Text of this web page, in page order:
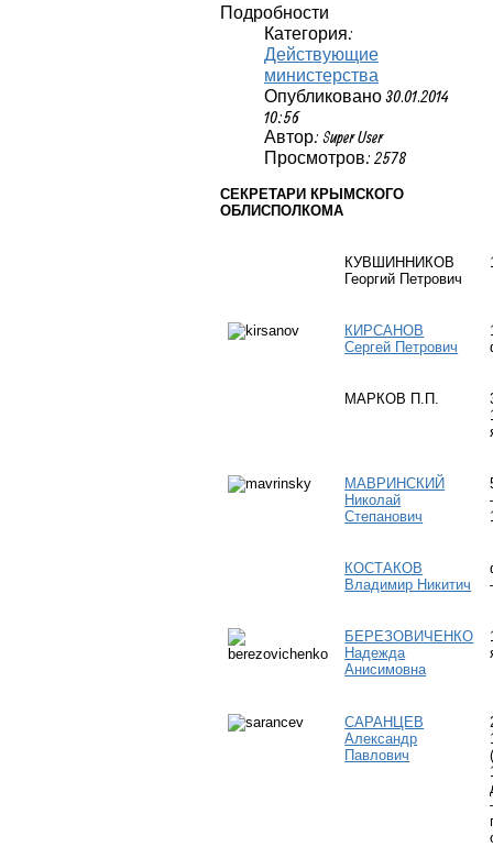
Подробности
Категория:
Действующие
министерства
Опубликовано 30.01.2014
10:56
Автор: Super User
Просмотров: 2578
СЕКРЕТАРИ КРЫМСКОГО
ОБЛИСПОЛКОМА
КУВШИННИКОВ
Георгий Петрович
КИРСАНОВ
Сергей Петрович
МАРКОВ П.П.
МАВРИНСКИЙ
Николай
Степанович
КОСТАКОВ
Владимир Никитич
БЕРЕЗОВИЧЕНКО
Надежда
Анисимовна
САРАНЦЕВ
Александр
Павлович